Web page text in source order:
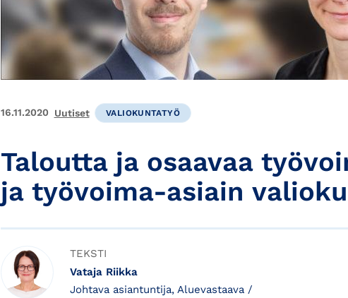
16.11.2020 Uutiset VALIOKUNTATYÖ
Taloutta ja osaavaa
ja työvoima-asiain
TEKSTI
Vataja Riikka
Johtava asiantuntija, Aluevastaava /